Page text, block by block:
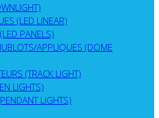
(LED LINEAR)
PANELS)
APPLIQUES (DOME
(TRACK LIGHT)
LIGHTS)
LIGHTS)